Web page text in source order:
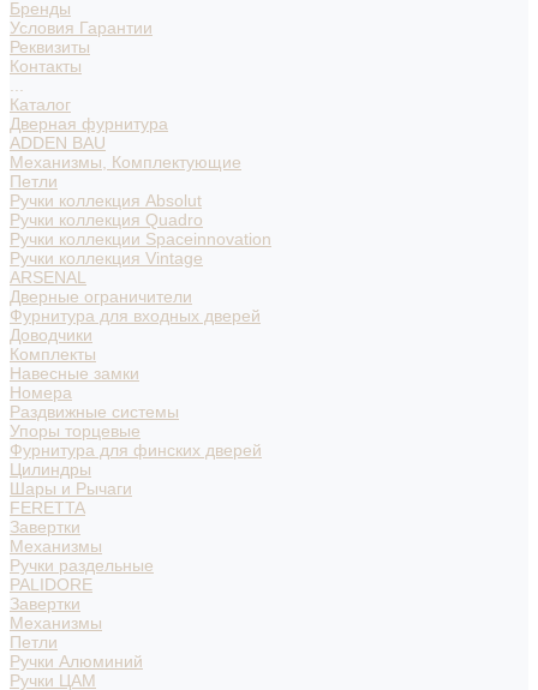
Бренды
Условия Гарантии
Реквизиты
Контакты
Каталог
Дверная фурнитура
ADDEN BAU
Механизмы, Комплектующие
Петли
Ручки коллекция Absolut
Ручки коллекция Quadro
Ручки коллекции Spaceinnovation
Ручки коллекция Vintage
ARSENAL
Дверные ограничители
Фурнитура для входных дверей
Доводчики
Комплекты
Навесные замки
Номера
Раздвижные системы
Упоры торцевые
Фурнитура для финских дверей
Цилиндры
Шары и Рычаги
FERETTA
Завертки
Механизмы
Ручки раздельные
PALIDORE
Завертки
Механизмы
Петли
Ручки Алюминий
Ручки ЦАМ